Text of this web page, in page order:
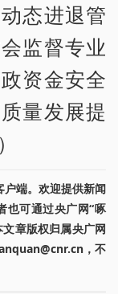
态进退管
监督专业
资金安全
量发展提
户端。欢迎提供新闻
也可通过央广网“啄
章版权归属央广网
，不